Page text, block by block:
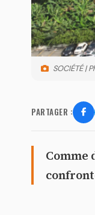
SOCIÉTÉ |
PARTAGER :
Comme